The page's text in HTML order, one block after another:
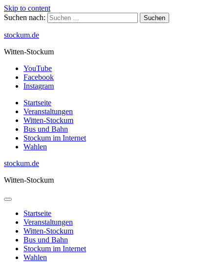
Skip to content
Suchen nach:
stockum.de
Witten-Stockum
YouTube
Facebook
Instagram
Startseite
Veranstaltungen
Witten-Stockum
Bus und Bahn
Stockum im Internet
Wahlen
stockum.de
Witten-Stockum
Startseite
Veranstaltungen
Witten-Stockum
Bus und Bahn
Stockum im Internet
Wahlen